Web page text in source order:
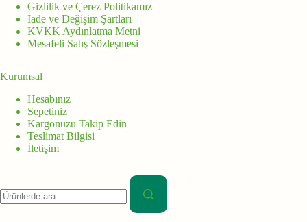
Gizlilik ve Çerez Politikamız
İade ve Değişim Şartları
KVKK Aydınlatma Metni
Mesafeli Satış Sözleşmesi
Kurumsal
Hesabınız
Sepetiniz
Kargonuzu Takip Edin
Teslimat Bilgisi
İletişim